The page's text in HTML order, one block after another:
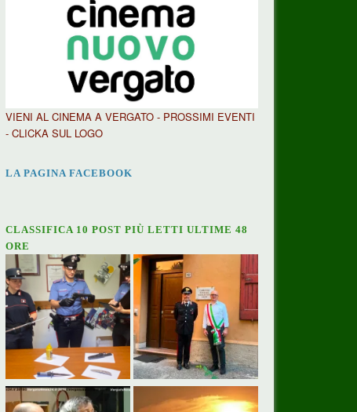
VIENI AL CINEMA A VERGATO - PROSSIMI EVENTI
- CLICKA SUL LOGO
LA PAGINA FACEBOOK
CLASSIFICA 10 POST PIÙ LETTI ULTIME 48
ORE